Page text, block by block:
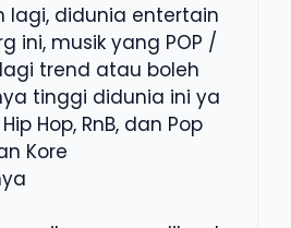
lagi, didunia entertain
ini, musik yang POP /
trend atau boleh
tinggi didunia ini ya
Hop, RnB, dan Pop
Kore